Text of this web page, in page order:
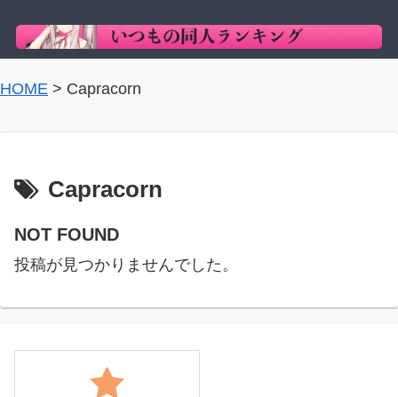
HOME > Capracorn
Capracorn
NOT FOUND
投稿が見つかりませんでした。